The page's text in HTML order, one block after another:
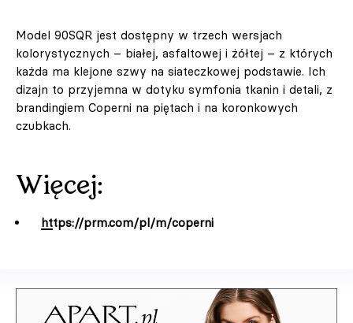
Model 90SQR jest dostępny w trzech wersjach
kolorystycznych – białej, asfaltowej i żółtej – z których
każda ma klejone szwy na siateczkowej podstawie. Ich
dizajn to przyjemna w dotyku symfonia tkanin i detali, z
brandingiem Coperni na piętach i na koronkowych
czubkach.
Więcej:
https://prm.com/pl/m/coperni